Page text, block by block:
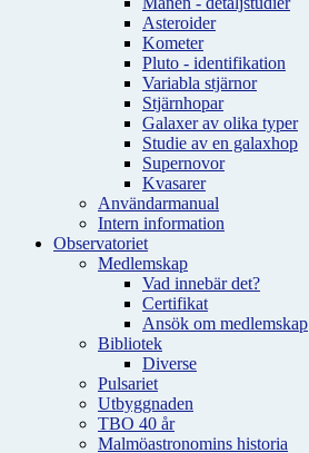
Asteroider
Kometer
Pluto - identifikation
Variabla stjärnor
Stjärnhopar
Galaxer av olika typer
Studie av en galaxhop
Supernovor
Kvasarer
Användarmanual
Intern information
Observatoriet
Medlemskap
Vad innebär det?
Certifikat
Ansök om medlemskap
Bibliotek
Diverse
Pulsariet
Utbyggnaden
TBO 40 år
Malmöastronomins historia